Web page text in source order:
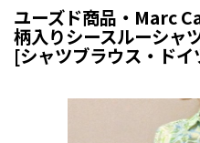
ユーズド商品・Marc
柄入りシースルーシャ
[シャツブラウス・ドイ